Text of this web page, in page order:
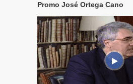
Promo José Ortega Cano